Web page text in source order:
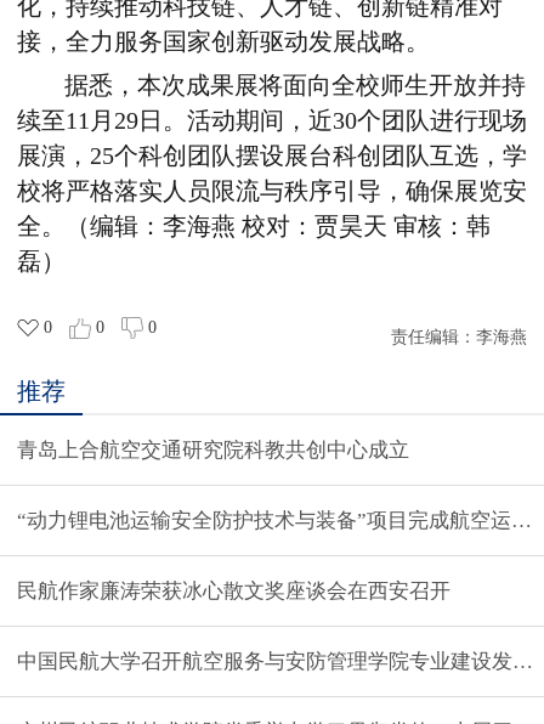
化，持续推动科技链、人才链、创新链精准对
接，全力服务国家创新驱动发展战略。
据悉，本次成果展将面向全校师生开放并持
续至11月29日。活动期间，近30个团队进行现场
展演，25个科创团队摆设展台科创团队互选，学
校将严格落实人员限流与秩序引导，确保展览安
全。
（编辑：李海燕 校对：贾昊天 审核：韩
磊）
0 0 0
责任编辑： 李海燕
推荐
青岛上合航空交通研究院科教共创中心成立
“动力锂电池运输安全防护技术与装备”项目完成航空运输
民航作家廉涛荣获冰心散文奖座谈会在西安召开
中国民航大学召开航空服务与安防管理学院专业建设发展